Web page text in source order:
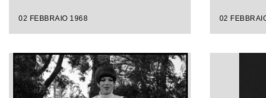
02 FEBBRAIO 1968 02